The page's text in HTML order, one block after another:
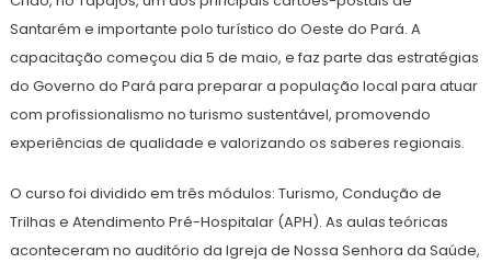
Santarém e importante polo turístico do Oeste do Pará. A
capacitação começou dia 5 de maio, e faz parte das estratégias
do Governo do Pará para preparar a população local para atuar
com profissionalismo no turismo sustentável, promovendo
experiências de qualidade e valorizando os saberes regionais.
O curso foi dividido em três módulos: Turismo, Condução de
Trilhas e Atendimento Pré-Hospitalar (APH). As aulas teóricas
aconteceram no auditório da Igreja de Nossa Senhora da Saúde,